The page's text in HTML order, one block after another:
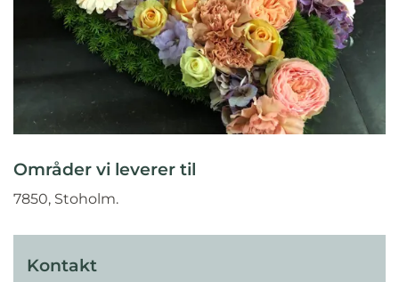
Områder vi leverer til
7850, Stoholm.
Kontakt